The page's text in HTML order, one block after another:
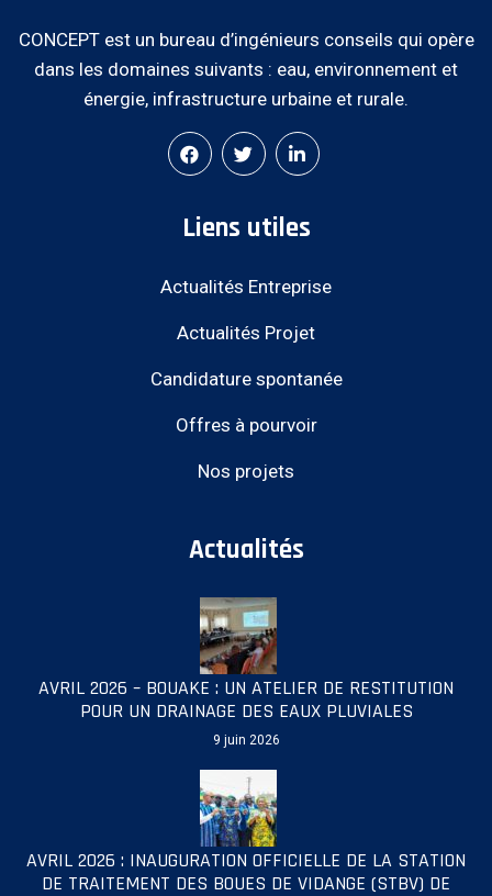
CONCEPT est un bureau d’ingénieurs conseils qui opère
dans les domaines suivants : eau, environnement et
énergie, infrastructure urbaine et rurale.
Liens utiles
Actualités Entreprise
Actualités Projet
Candidature spontanée
Offres à pourvoir
Nos projets
Actualités
AVRIL 2026 – BOUAKE : UN ATELIER DE RESTITUTION
POUR UN DRAINAGE DES EAUX PLUVIALES
9 juin 2026
AVRIL 2026 : INAUGURATION OFFICIELLE DE LA STATION
DE TRAITEMENT DES BOUES DE VIDANGE (STBV) DE